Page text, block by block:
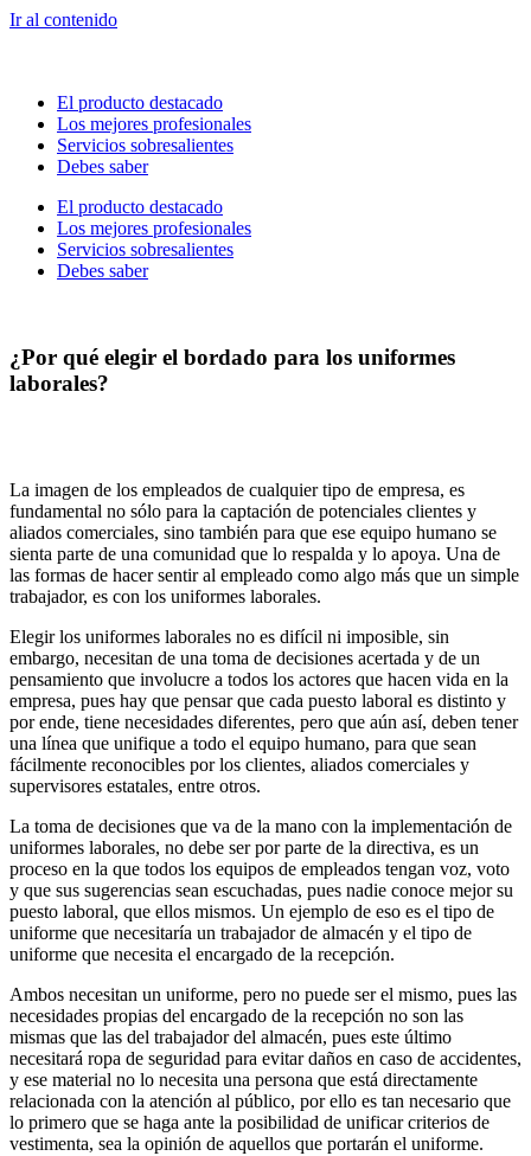
Ir al contenido
El producto destacado
Los mejores profesionales
Servicios sobresalientes
Debes saber
El producto destacado
Los mejores profesionales
Servicios sobresalientes
Debes saber
¿Por qué elegir el bordado para los uniformes
laborales?
La imagen de los empleados de cualquier tipo de empresa, es
fundamental no sólo para la captación de potenciales clientes y
aliados comerciales, sino también para que ese equipo humano se
sienta parte de una comunidad que lo respalda y lo apoya. Una de
las formas de hacer sentir al empleado como algo más que un simple
trabajador, es con los uniformes laborales.
Elegir los uniformes laborales no es difícil ni imposible, sin
embargo, necesitan de una toma de decisiones acertada y de un
pensamiento que involucre a todos los actores que hacen vida en la
empresa, pues hay que pensar que cada puesto laboral es distinto y
por ende, tiene necesidades diferentes, pero que aún así, deben tener
una línea que unifique a todo el equipo humano, para que sean
fácilmente reconocibles por los clientes, aliados comerciales y
supervisores estatales, entre otros.
La toma de decisiones que va de la mano con la implementación de
uniformes laborales, no debe ser por parte de la directiva, es un
proceso en la que todos los equipos de empleados tengan voz, voto
y que sus sugerencias sean escuchadas, pues nadie conoce mejor su
puesto laboral, que ellos mismos. Un ejemplo de eso es el tipo de
uniforme que necesitaría un trabajador de almacén y el tipo de
uniforme que necesita el encargado de la recepción.
Ambos necesitan un uniforme, pero no puede ser el mismo, pues las
necesidades propias del encargado de la recepción no son las
mismas que las del trabajador del almacén, pues este último
necesitará ropa de seguridad para evitar daños en caso de accidentes,
y ese material no lo necesita una persona que está directamente
relacionada con la atención al público, por ello es tan necesario que
lo primero que se haga ante la posibilidad de unificar criterios de
vestimenta, sea la opinión de aquellos que portarán el uniforme.